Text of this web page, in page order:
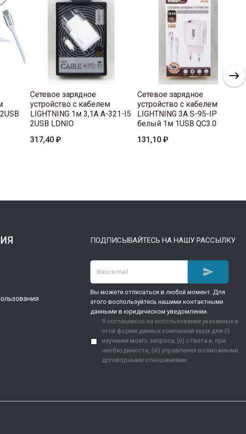
Сетевое зарядное
устройство с кабелем
LIGHTNING 1м 3,1A A-321-I5
2USB LDNIO
317,40 ₽
Сетевое зарядное
устройство с кабелем
LIGHTNING 3A S-95-IP
белый 1м 1USB QC3.0
131,10 ₽
ПОДПИСЫВАЙТЕСЬ НА НАШУ РАССЫЛКУ

Вы можете отписаться в любой момент. Для
этого воспользуйтесь нашими контактными
данными в юридическом уведомлении.
Я соглашаюсь на использование указанных в
этой форме данных компанией xxxxx для (i)
изучения моего запроса, (ii) ответа и, при
необходимости, (iii) управления возможными
договорными отношениями.